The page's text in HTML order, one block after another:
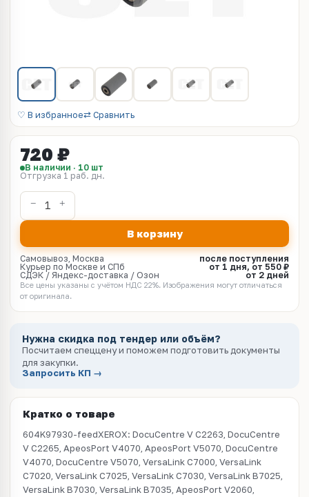
♡ В избранное⇄ Сравнить
720 ₽
В наличии · 10 шт
Отгрузка 1 раб. дн.
В корзину
Самовывоз, Москва
после поступления
Курьер по Москве и СПб
от 1 дня, от 550 ₽
СДЭК / Яндекс-доставка / Озон
от 2 дней
Все цены указаны с учётом НДС 22%. Изображения могут отличаться
от оригинала.
Нужна скидка под тендер или объём?
Посчитаем спеццену и поможем подготовить документы
для закупки.
Запросить КП →
Кратко о товаре
604K97930-feedXEROX: DocuCentre V C2263, DocuCentre
V C2265, ApeosPort V4070, ApeosPort V5070, DocuCentre
V4070, DocuCentre V5070, VersaLink C7000, VersaLink
C7020, VersaLink C7025, VersaLink C7030, VersaLink B7025,
VersaLink B7030, VersaLink B7035, ApeosPort V2060,